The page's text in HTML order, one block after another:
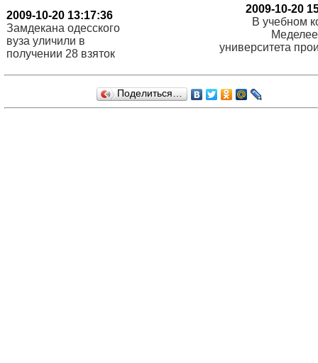
2009-10-20 13:17:36
Замдекана одесского
вуза уличили в
получении 28 взяток
2009-10-20
В учебном
университета
Поделиться…